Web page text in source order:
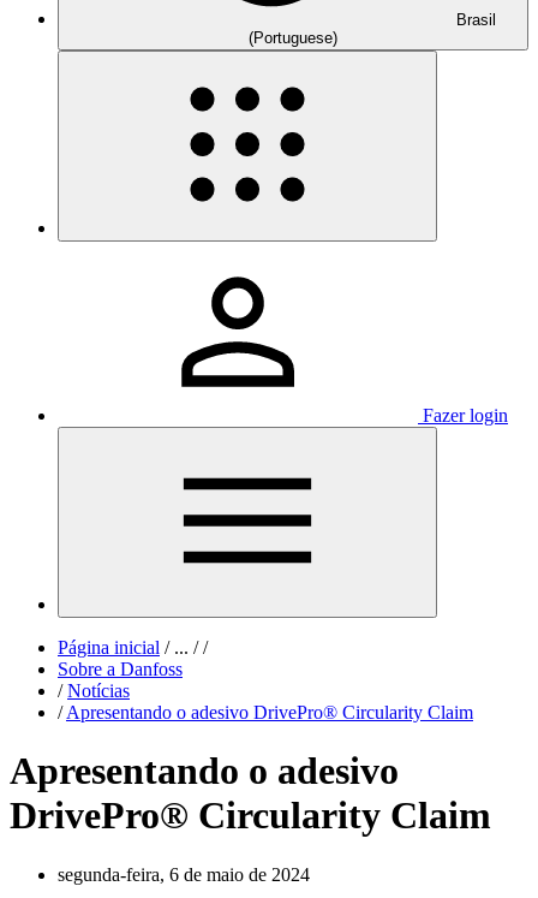
Brasil
(Portuguese)
Fazer login
Página inicial /... / /
Sobre a Danfoss
/ Notícias
/ Apresentando o adesivo DrivePro® Circularity Claim
Apresentando o adesivo
DrivePro® Circularity Claim
segunda-feira, 6 de maio de 2024